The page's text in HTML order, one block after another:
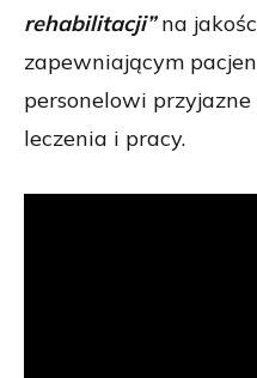
rehabilitacji”na
zapewniającym
personelowi
leczenia i pracy.